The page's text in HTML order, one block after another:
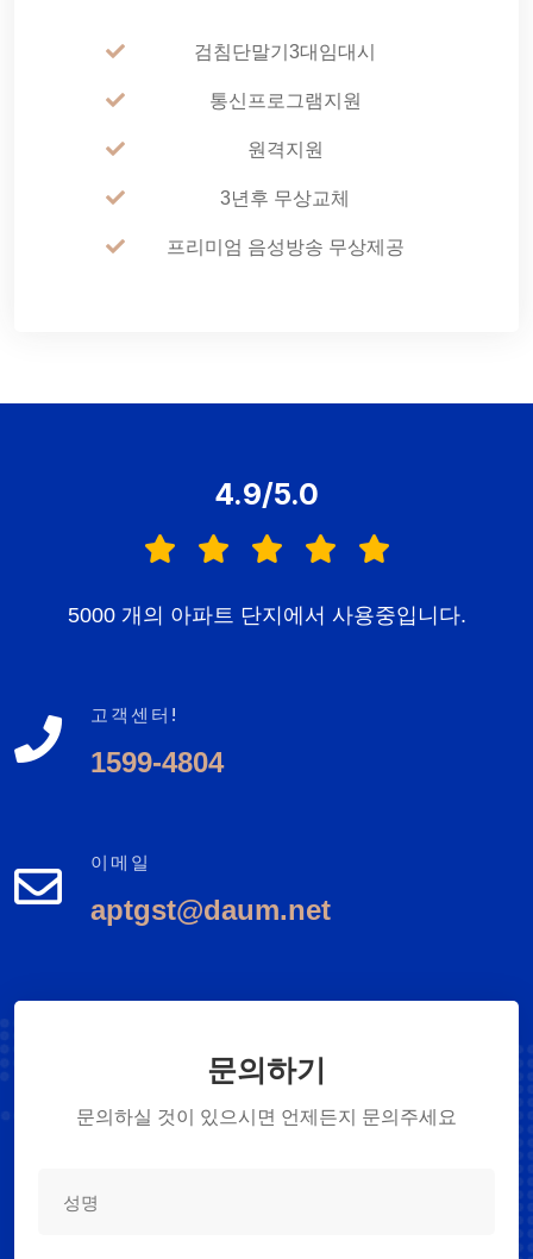
검침단말기3대임대시
통신프로그램지원
원격지원
3년후 무상교체
프리미엄 음성방송 무상제공
4.9/5.0
5000 개의 아파트 단지에서 사용중입니다.
고객센터!
1599-4804
이메일
aptgst@daum.net
문의하기
문의하실 것이 있으시면 언제든지 문의주세요